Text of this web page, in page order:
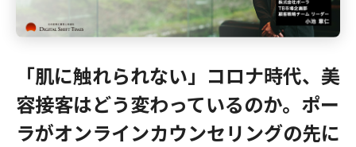
「肌に触れられない」コロナ時代、美
容接客はどう変わっているのか。ポー
ラがオンラインカウンセリングの先に